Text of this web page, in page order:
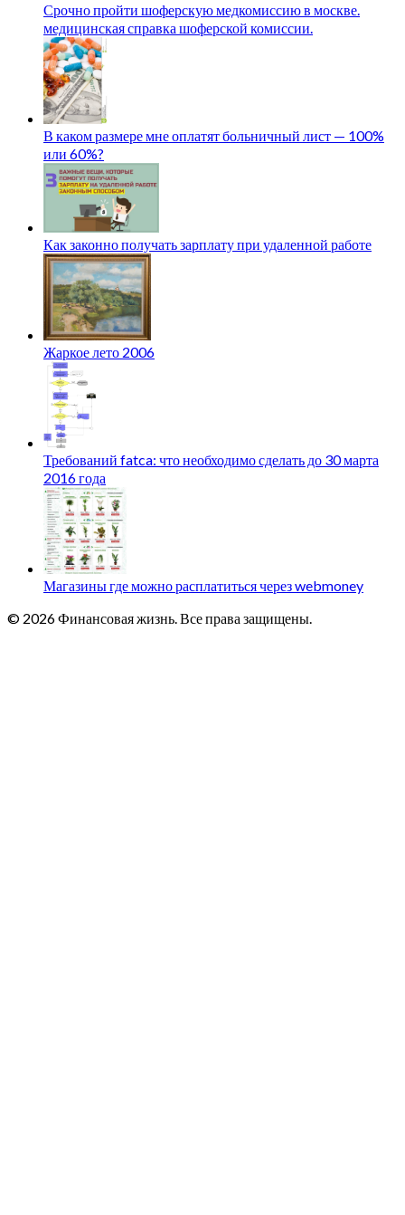
Срочно пройти шоферскую медкомиссию в москве.
медицинская справка шоферской комиссии.
В каком размере мне оплатят больничный лист — 100%
или 60%?
Как законно получать зарплату при удаленной работе
Жаркое лето 2006
Требований fatca: что необходимо сделать до 30 марта
2016 года
Магазины где можно расплатиться через webmoney
© 2026 Финансовая жизнь. Все права защищены.